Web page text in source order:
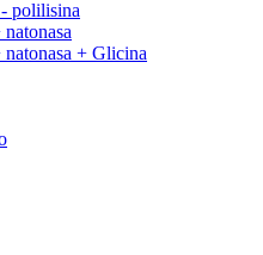
polilisina
+ Glicina